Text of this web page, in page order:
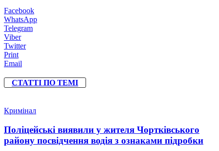
Facebook
WhatsApp
Telegram
Viber
Twitter
Print
Email
СТАТТІ ПО ТЕМІ
Кримінал
Поліцейські виявили у жителя Чортківського
району посвідчення водія з ознаками підробки